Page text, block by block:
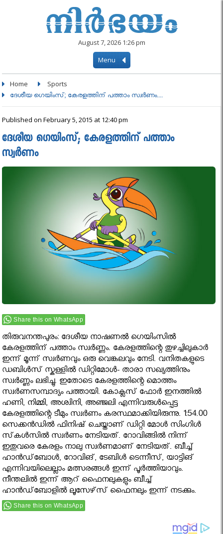
August 7, 2026 1:26 pm
Menu
Home Sports
ദേശീയ ഗെയിംസ്; കേരളത്തിന് പത്താം സ്വർണം....
Published on February 5, 2015 at 12:40 pm
ദേശീയ ഗെയിംസ്; കേരളത്തിന് പത്താം
സ്വർണം
Share this on WhatsApp
തിരുവനന്തപുരം: ദേശീയ നാഷണൽ ഗെയിംസിൽ
കേരളത്തിന് പത്താം സ്വർണ്ണം. കേരളത്തിന്റെ തുഴച്ചിലുകാര്‍
ഇന്ന് മൂന്ന് സ്വര്‍ണവും ഒരു വെങ്കലവും നേടി. വനിതകളുടെ
ഡബിൾസ് സ്കള്ളിൽ ഡിറ്റിമോൾ- താരാ സഖ്യത്തിനും
സ്വർണ്ണം ലഭിച്ചു. ഇതോടെ കേരളത്തിന്റെ മൊത്തം
സ്വര്‍ണസമ്പാദ്യം പത്തായി. കോക്ലസ് ഫോർ ഇനത്തിൽ
ഹണി,​ നിമ്മി,​ അശ്വിനി,​ അ‌ഞ്ജലി എന്നിവരുൾപ്പെട്ട
കേരളത്തിന്റെ ടീമും സ്വർണം കരസ്ഥമാക്കിയിരുന്നു. 1:54.00
സെക്കന്‍ഡില്‍ ഫിനിഷ് ചെയ്താണ് ഡിറ്റി മോള്‍ സിംഗിള്‍
സ്‌കള്‍സില്‍ സ്വര്‍ണം നേടിയത്. റോവിങ്ങില്‍ നിന്ന്
ഇതുവരെ കേരളം നാലു സ്വര്‍ണമാണ് നേടിയത്. ബീച്ച്
ഹാന്‍ഡ്‌ബോള്‍, റോവിങ്, ടേബിള്‍ ടെന്നീസ്, യാട്ടിങ്
എന്നിവയിലെല്ലാം മത്സരങ്ങള്‍ ഇന്ന് പൂര്‍ത്തിയാവും.
നീന്തലില്‍ ഇന്ന് ആറ് ഫൈനലുകളും ബീച്ച്
ഹാന്‍ഡ്‌ബോളില്‍ ലൂസേഴ്‌സ് ഫൈനലും ഇന്ന് നടക്കും.
Share this on WhatsApp